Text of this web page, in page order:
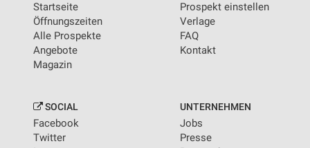
Startseite
Öffnungszeiten
Alle Prospekte
Angebote
Magazin
Prospekt einstellen
Verlage
FAQ
Kontakt
SOCIAL
Facebook
Twitter
UNTERNEHMEN
Jobs
Presse